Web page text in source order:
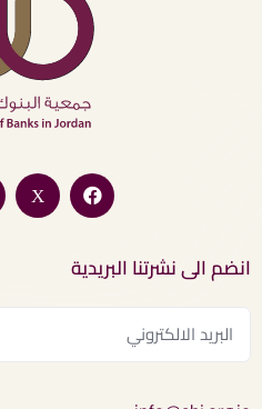
انضم الى نشرتنا البريدية